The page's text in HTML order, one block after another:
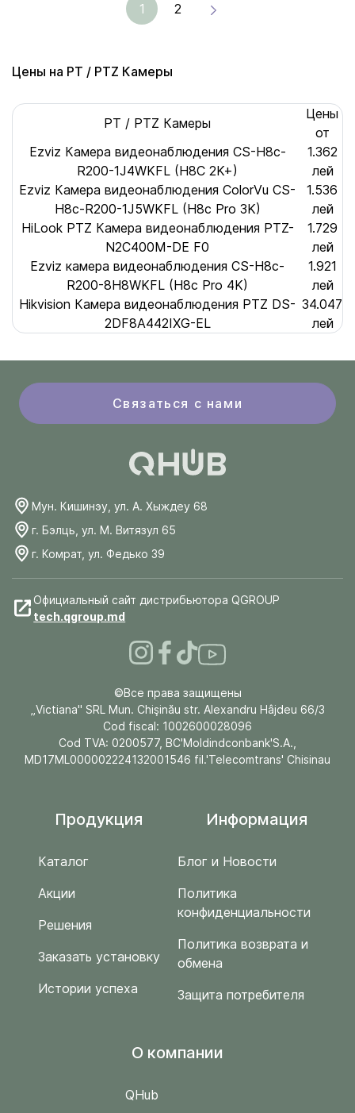
1 2
Цены на PT / PTZ Камеры
PT / PTZ Камеры
Цены
от
Ezviz Камера видеонаблюдения CS-H8c-
R200-1J4WKFL (H8С 2K+)
1.362
лей
Ezviz Камера видеонаблюдения ColorVu CS-
H8c-R200-1J5WKFL (H8c Pro 3K)
1.536
лей
HiLook PTZ Камера видеонаблюдения PTZ-
N2C400M-DE F0
1.729
лей
Ezviz камера видеонаблюдения CS-H8c-
R200-8H8WKFL (H8c Pro 4K)
1.921
лей
Hikvision Камера видеонаблюдения PTZ DS-
2DF8A442IXG-EL
34.047
лей
Связаться с нами
Мун. Кишинэу, ул. А. Хыждеу 68
г. Бэлць, ул. М. Витязул 65
г. Комрат, ул. Федько 39
Официальный сайт дистрибьютора QGROUP
tech.qgroup.md
©Все права защищены
„Victiana" SRL Mun. Chişinău str. Alexandru Hâjdeu 66/3
Cod fiscal: 1002600028096
Cod TVA: 0200577, BC'Moldindconbank'S.A.,
MD17ML000002224132001546 fil.'Telecomtrans' Chisinau
Продукция
Каталог
Акции
Решения
Заказать установку
Истории успеха
Информация
Блог и Новости
Политика
конфиденциальности
Политика возврата и
обмена
Защита потребителя
O компании
QHub